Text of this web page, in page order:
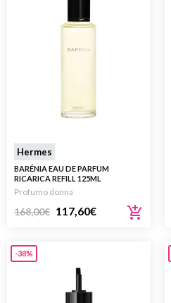
Hermes
BARÉNIA EAU DE PARFUM
RICARICA REFILL 125ML
Profumo donna
168,00€ 117,60€
-38%